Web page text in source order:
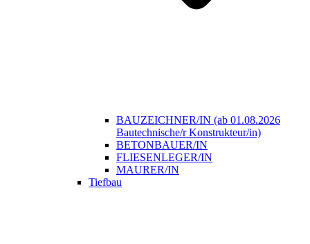
BAUZEICHNER/IN (ab 01.08.2026
Bautechnische/r Konstrukteur/in)
BETONBAUER/IN
FLIESENLEGER/IN
MAURER/IN
Tiefbau